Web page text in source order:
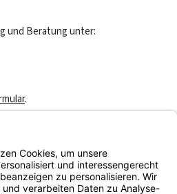
und Beratung unter:
.